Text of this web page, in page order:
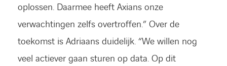
oplossen. Daarmee heeft Axians onze
verwachtingen zelfs overtroffen.” Over de
toekomst is Adriaans duidelijk. “We willen nog
veel actiever gaan sturen op data. Op dit